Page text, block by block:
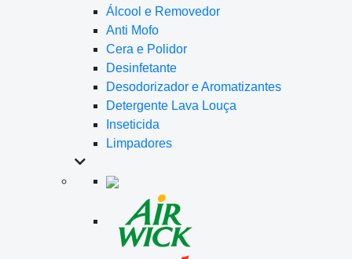
Álcool e Removedor
Anti Mofo
Cera e Polidor
Desinfetante
Desodorizador e Aromatizantes
Detergente Lava Louça
Inseticida
Limpadores